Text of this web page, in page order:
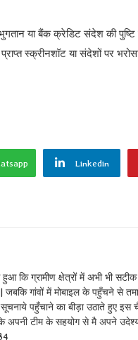
या बैंक क्रेडिट संदेश की
स्क्रीनशॉट या संदेशों पर
Linkedin
कि ग्रामीण क्षेत्रों में अभी भी
| जबकि गांवों में मोबाइल के पहुँचने से
पहुँचाने का बीड़ा उठाते हुए
अपनी टीम के सहयोग से मै अपने